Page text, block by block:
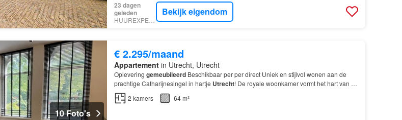
23 dagen
geleden
HUUREXPERT
Bekijk eigendom
10 Foto's
€ 2.295/maand
Appartementin Utrecht, Utrecht
Oplevering gemeubileerdBeschikbaar per per direct Uniek en stijlvol wonen aan de
prachtige Catharijnesingel in hartje Utrecht! De royale woonkamer vormt het hart van de
woning en biedt een lichte, open sfeer waar je heerlijk…
2 kamers 64 m²